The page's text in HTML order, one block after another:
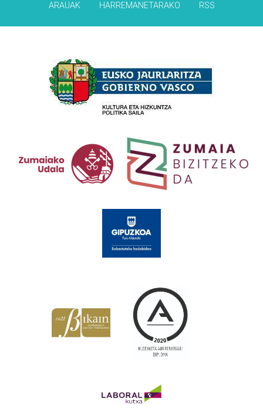
ARAUAK HARREMANETARAKO RSS